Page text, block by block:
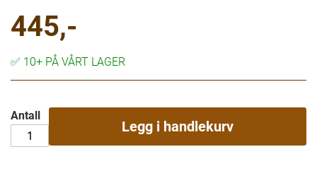
445,-
✅ 10+ PÅ VÅRT LAGER
Antall
Legg i handlekurv